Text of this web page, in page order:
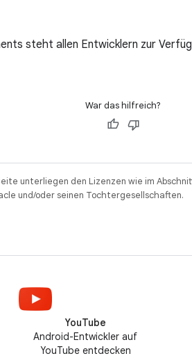
steht allen Entwicklern zur
War das hilfreich?
unterliegen den Lizenzen wie im
und/oder seinen Tochtergesellschaften.
YouTube
Android-Entwickler auf
YouTube entdecken